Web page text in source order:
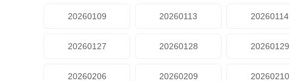
20260109 20260113 20260114
20260127 20260128 20260129
20260206 20260209 20260210